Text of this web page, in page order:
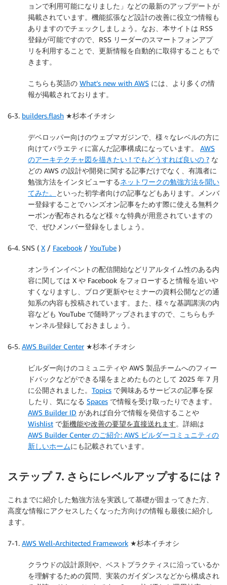
ョンで利用可能になりました」などの最新のアップデートが
掲載されています。機能拡張など設計の改善に役立つ情報も
ありますのでチェックしましょう。なお、本サイトは RSS
登録が可能ですので、RSS リーダーのスマートフォンアプ
リを利用することで、更新情報を自動的に取得することもで
きます。
こちらも英語の What’s new with AWS には、より多くの情
報が掲載されております。
6-3. builders.flash ★杉本イチオシ
デベロッパー向けのウェブマガジンで、様々なレベルの方に
向けてバラエティに富んだ記事構成になっています。 AWS
のアーキテクチャ図を描きたい ! でもどうすれば良いの ? な
どの AWS の設計や開発に関する記事だけでなく、有識者に
勉強方法をインタビューするネットワークの勉強方法を聞い
てみた。
といった初学者向けの記事などもあります。メンバ
ー登録することでハンズオン記事をためす際に使える無料ク
ーポンが配布されるなど様々な特典が用意されていますの
で、ぜひメンバー登録をしましょう。
6-4. SNS ( X / Facebook / YouTube )
オンラインイベントの配信開始などリアルタイム性のある内
容に関しては X や Facebook をフォローすると情報を追いや
すくなりますし、ブログ更新やセミナーの資料公開などの通
知系の内容も投稿されています。また、様々な基調講演の内
容なども YouTube で随時アップされますので、こちらもチ
ャンネル登録しておきましょう。
6-5. AWS Builder Center★杉本イチオシ
ビルダー向けのコミュニティや AWS 製品チームへのフィー
ドバックなどができる場をまとめたものとして 2025 年 7 月
に公開されました。 Topics で興味あるサービスの記事を探
したり、気になる Spaces で情報を受け取ったりできます。
AWS Builder ID があれば自分で情報を発信することや
Wishlist で新機能や改善の要望を直接送れます。詳細は
AWS Builder Center のご紹介: AWS ビルダーコミュニティの
新しいホームにも記載されています。
ステップ 7. さらにレベルアップするには ?
これまでに紹介した勉強方法を実践して基礎が固まってきた方、
高度な情報にアクセスしたくなった方向けの情報も最後に紹介し
ます。
7-1. AWS Well-Architected Framework ★杉本イチオシ
クラウドの設計原則や、ベストプラクティスに沿っているか
を理解するための質問、実装のガイダンスなどから構成され